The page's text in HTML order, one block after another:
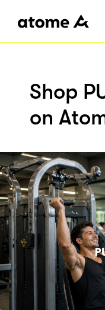
Shop
on